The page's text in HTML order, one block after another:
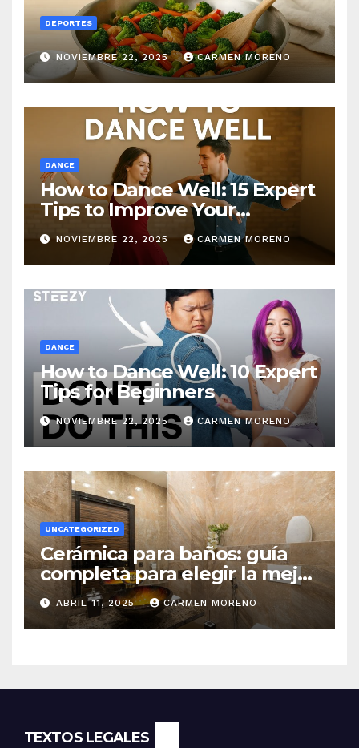
DEPORTES
NOVIEMBRE 22, 2025 CARMEN MORENO
DANCE
How to Dance Well: 15 Expert
Tips to Improve Your
Dancing Skills Fast
NOVIEMBRE 22, 2025 CARMEN MORENO
DANCE
How to Dance Well: 10 Expert
Tips for Beginners
NOVIEMBRE 22, 2025 CARMEN MORENO
UNCATEGORIZED
Cerámica para baños: guía
completa para elegir la mejor
opción
ABRIL 11, 2025 CARMEN MORENO
TEXTOS LEGALES